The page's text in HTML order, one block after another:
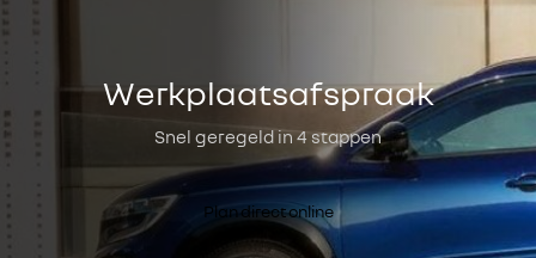
Werkplaatsafspraak
Snel geregeld in 4 stappen
Plan direct online